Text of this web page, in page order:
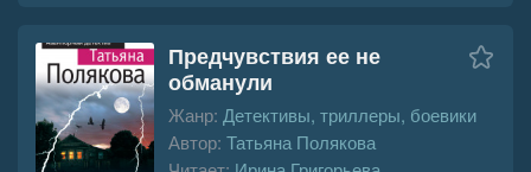
Предчувствия ее не
обманули
Жанр: Детективы, триллеры, боевики
Автор: Татьяна Полякова